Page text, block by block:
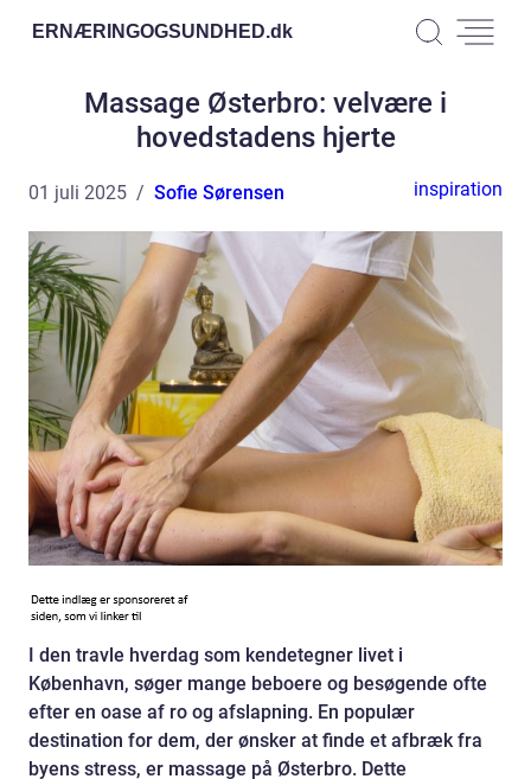
ERNÆRINGOGSUNDHED.dk
Massage Østerbro: velvære i
hovedstadens hjerte
01 juli 2025 Sofie Sørensen inspiration
I den travle hverdag som kendetegner livet i
København, søger mange beboere og besøgende ofte
efter en oase af ro og afslapning. En populær
destination for dem, der ønsker at finde et afbræk fra
byens stress, er massage på Østerbro. Dette